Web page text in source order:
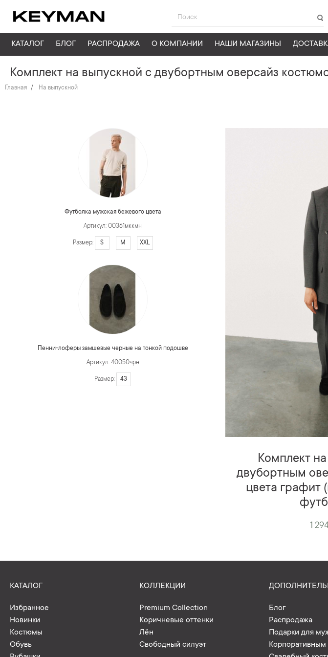
КАТАЛОГ О КОМПАНИИ НАШИ МАГАЗИНЫ
РАСПРОДАЖА
БЛОГ
Комплект на выпускной с двубортным оверсайз
Главная На выпускной
Футболка мужская бежевого цвета
Артикул: 00361мккмн
Размер: S M XXL
Пенни-лоферы замшевые черные на тонкой подошве
Артикул: 40050чрн
Размер: 43
Комплект
двубортным
цвета графит
1
КАТАЛОГ
Избранное
Новинки
Костюмы
Обувь
КОЛЛЕКЦИИ
Premium Collection
Коричневые оттенки
Лён
Свободный силуэт
Блог
Распродажа
Подарки для
Корпоративным